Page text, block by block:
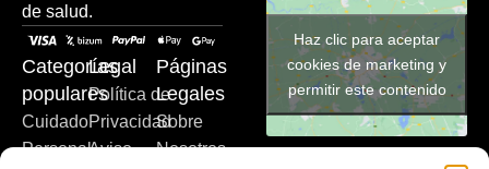
de salud.
Categorías
populares
Cuidado
Personal
Legal
Política de
Privacidad
Aviso
Páginas
Legales
Sobre
Nosotros
Haz clic para aceptar
cookies de marketing y
permitir este contenido